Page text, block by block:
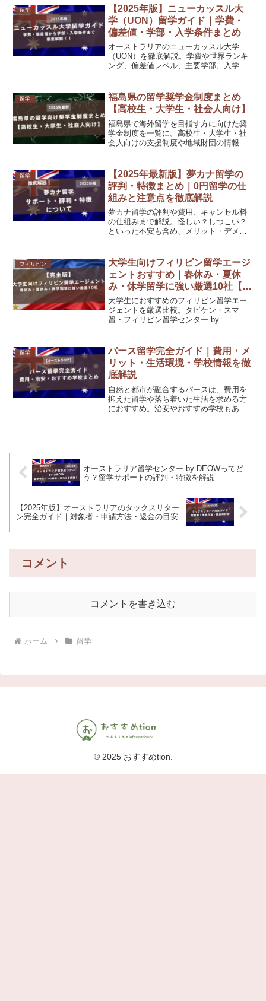
まで紹介します。
留学
【2025年版】ニューカッスル大
学（UON）留学ガイド｜学費・
偏差値・学部・入学条件まとめ
オーストラリアのニューカッスル大学
（UON）を徹底解説。学費や世界ランキ
ング、偏差値レベル、主要学部、入学条
介します。
留学
福島県の留学奨学金制度まとめ
【高校生・大学生・社会人向け】
福島県で海外留学を目指す方に向けた奨
学金制度を一覧に。高校生・大学生・社
会人向けの支援制度や地域財団の情報ま
留学
【2025年最新版】夢カナ留学の
評判・特徴まとめ｜0円留学の仕
組みと注意点を徹底解説
夢カナ留学の評判や費用、キャンセル料
の仕組みまで解説。怪しい？しつこい？
といった不安も含め、メリット・デメリ
フィリピン
大学生向けフィリピン留学エージ
ェントおすすめ｜春休み・夏休
み・休学留学に強い厳選10社【完
全版】
大学生におすすめのフィリピン留学エー
ジェントを厳選比較。タビケン・スマ
留・フィリピン留学センター by
ブイングリッシュなど大学生に人気のエ
ージェントも紹介。春休み・夏休みの短
期から休学留学、二か国留学まで網羅。
留学
パース留学完全ガイド｜費用・メ
リット・生活環境・学校情報を徹
底解説
自然と都市が融合するパースは、費用を
抑えた留学や落ち着いた生活を求める方
におすすめ。治安やおすすめ学校もあわ
オーストラリア留学センター by DEOWってど
う？留学サポートの評判・特徴を解説
【2025年版】オーストラリアのタックスリター
ン完全ガイド｜対象者・申請方法・返金の目安
コメント
コメントを書き込む
ホーム 留学
© 2025 おすすめtion.